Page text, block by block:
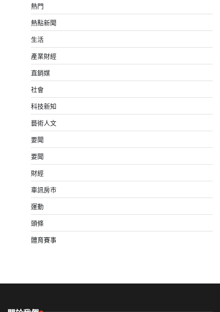
熱門
熱點新聞
生活
產業財經
直銷媒
社會
科技新知
藝術人文
要聞
要聞
財經
車訊房市
運動
頭條
體育賽事